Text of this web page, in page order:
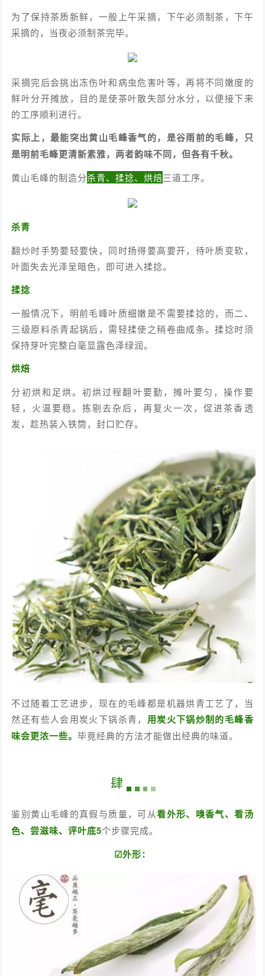
为了保持茶质新鲜，一般上午采摘，下午必须制茶，下午
采摘的，当夜必须制茶完毕。
采摘完后会挑出冻伤叶和病虫危害叶等，再将不同嫩度的
鲜叶分开摊放，目的是使茶叶散失部分水分，以便接下来
的工序顺利进行。
实际上，最能突出黄山毛峰香气的，是谷雨前的毛峰，只
是明前毛峰更清新素雅，两者韵味不同，但各有千秋。
黄山毛峰的制造分杀青、揉捻、烘焙三道工序。
杀青
翻炒时手势要轻要快，同时扬得要高要开，待叶质变软，
叶面失去光泽呈暗色，即可进入揉捻。
揉捻
一般情况下，明前毛峰叶质细嫩是不需要揉捻的，而二、
三级原料杀青起锅后，需轻揉使之稍卷曲成条。揉捻时须
保持芽叶完整白毫显露色泽绿润。
烘焙
分初烘和足烘。初烘过程翻叶要勤，摊叶要匀，操作要
轻，火温要稳。拣剔去杂后，再复火一次，促进茶香透
发，趁热装入铁筒，封口贮存。
不过随着工艺进步，现在的毛峰都是机器烘青工艺了，当
然还有些人会用炭火下锅杀青， 用炭火下锅炒制的毛峰香
味会更浓一些。毕竟经典的方法才能做出经典的味道。
肆
鉴别黄山毛峰的真假与质量，可从看外形、嗅香气、看汤
色、尝滋味、评叶底5个步骤完成。
☑外形：